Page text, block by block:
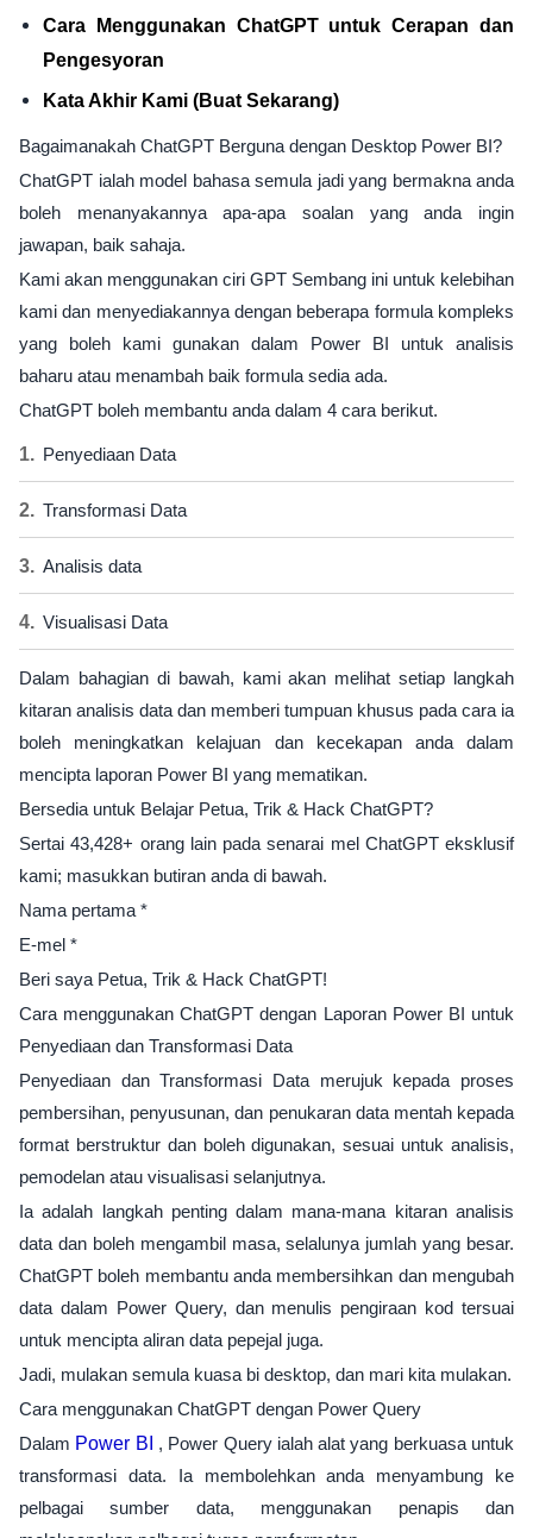
Cara Menggunakan ChatGPT untuk Cerapan dan
Pengesyoran
Kata Akhir Kami (Buat Sekarang)
Bagaimanakah ChatGPT Berguna dengan Desktop Power BI?
ChatGPT ialah model bahasa semula jadi yang bermakna anda
boleh menanyakannya apa-apa soalan yang anda ingin
jawapan, baik sahaja.
Kami akan menggunakan ciri GPT Sembang ini untuk kelebihan
kami dan menyediakannya dengan beberapa formula kompleks
yang boleh kami gunakan dalam Power BI untuk analisis
baharu atau menambah baik formula sedia ada.
ChatGPT boleh membantu anda dalam 4 cara berikut.
Penyediaan Data
Transformasi Data
Analisis data
Visualisasi Data
Dalam bahagian di bawah, kami akan melihat setiap langkah
kitaran analisis data dan memberi tumpuan khusus pada cara ia
boleh meningkatkan kelajuan dan kecekapan anda dalam
mencipta laporan Power BI yang mematikan.
Bersedia untuk Belajar Petua, Trik & Hack ChatGPT?
Sertai 43,428+ orang lain pada senarai mel ChatGPT eksklusif
kami; masukkan butiran anda di bawah.
Nama pertama *
E-mel *
Beri saya Petua, Trik & Hack ChatGPT!
Cara menggunakan ChatGPT dengan Laporan Power BI untuk
Penyediaan dan Transformasi Data
Penyediaan dan Transformasi Data merujuk kepada proses
pembersihan, penyusunan, dan penukaran data mentah kepada
format berstruktur dan boleh digunakan, sesuai untuk analisis,
pemodelan atau visualisasi selanjutnya.
Ia adalah langkah penting dalam mana-mana kitaran analisis
data dan boleh mengambil masa, selalunya jumlah yang besar.
ChatGPT boleh membantu anda membersihkan dan mengubah
data dalam Power Query, dan menulis pengiraan kod tersuai
untuk mencipta aliran data pepejal juga.
Jadi, mulakan semula kuasa bi desktop, dan mari kita mulakan.
Cara menggunakan ChatGPT dengan Power Query
Dalam Power BI , Power Query ialah alat yang berkuasa untuk
transformasi data. Ia membolehkan anda menyambung ke
pelbagai sumber data, menggunakan penapis dan